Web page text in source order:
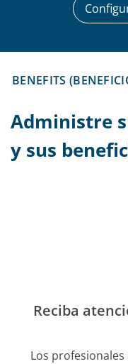
BENEFITS
Administre
y sus
Reciba
Los profesionales